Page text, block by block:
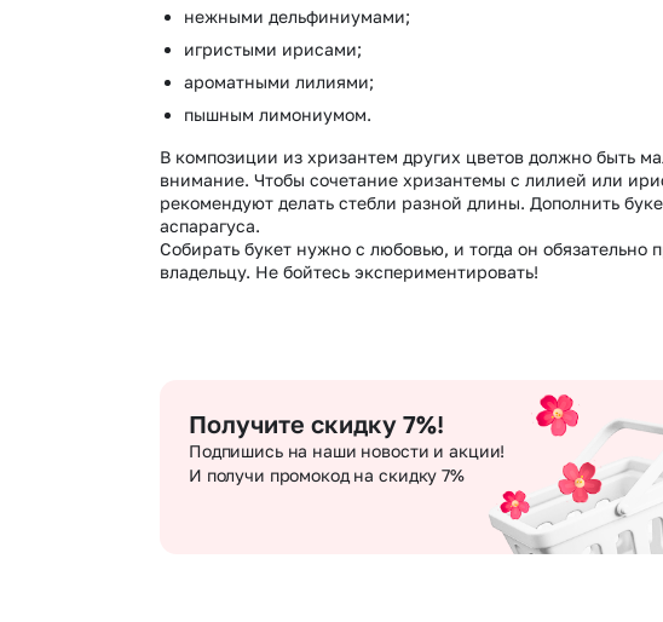
нежными дельфиниумами;
игристыми ирисами;
ароматными лилиями;
пышным лимониумом.
В композиции из хризантем других цветов должно быть
внимание. Чтобы сочетание хризантемы с лилией или
рекомендуют делать стебли разной длины. Дополнить
аспарагуса.
Собирать букет нужно с любовью, и тогда он
владельцу. Не бойтесь экспериментировать!
Получите скидку 7%!
Подпишись на наши новости и акции!
И получи промокод на скидку 7%